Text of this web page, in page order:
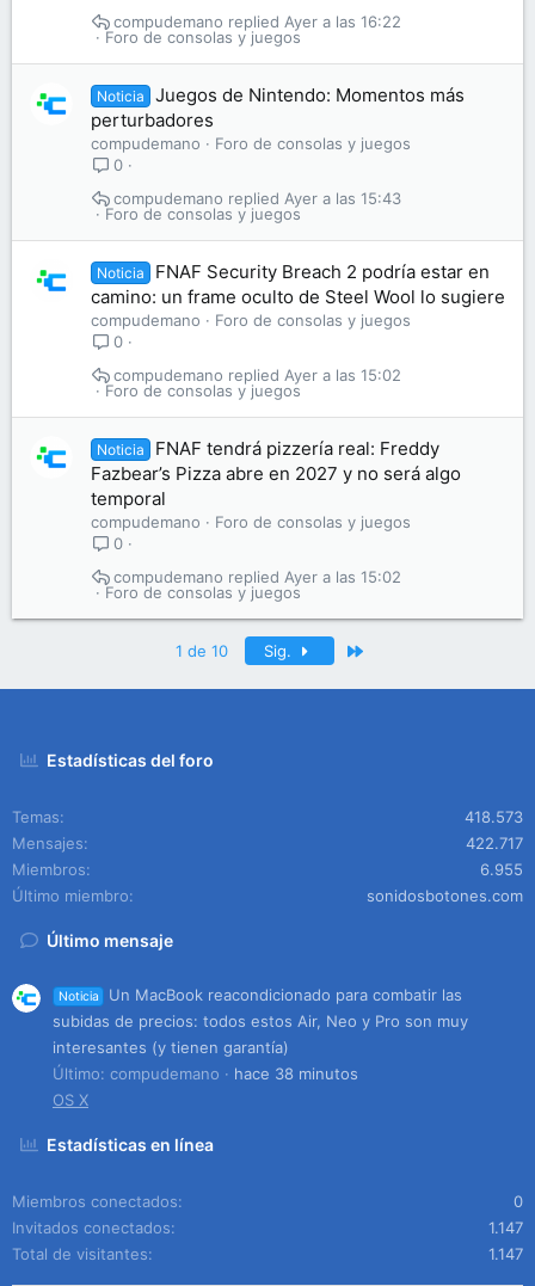
Foro de consolas y juegos
Ayer a las 16:22
compudemano
Noticia
Juegos de Nintendo: Momentos más
perturbadores
compudemano
Foro de consolas y juegos
0
Foro de consolas y juegos
Ayer a las 15:43
compudemano
Noticia
FNAF Security Breach 2 podría estar en
camino: un frame oculto de Steel Wool lo sugiere
compudemano
Foro de consolas y juegos
0
Foro de consolas y juegos
Ayer a las 15:02
compudemano
Noticia
FNAF tendrá pizzería real: Freddy
Fazbear’s Pizza abre en 2027 y no será algo
temporal
compudemano
Foro de consolas y juegos
0
Foro de consolas y juegos
Ayer a las 15:02
compudemano
1 de 10 Sig.
Estadísticas del foro
Temas
418.573
Mensajes
422.717
Miembros
6.955
Último miembro
sonidosbotones.com
Último mensaje
Noticia
Un MacBook reacondicionado para combatir las
subidas de precios: todos estos Air, Neo y Pro son muy
interesantes (y tienen garantía)
Último: compudemano
hace 38 minutos
OS X
Estadísticas en línea
Miembros conectados
0
Invitados conectados
1.147
Total de visitantes
1.147